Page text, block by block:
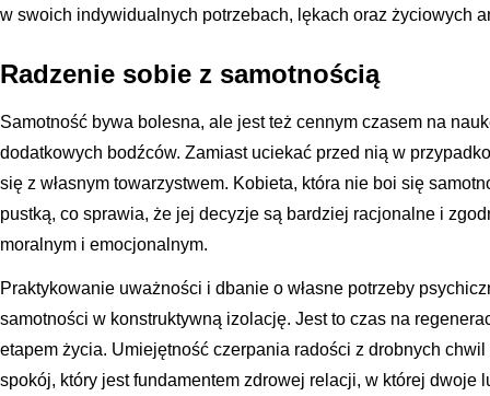
w swoich indywidualnych potrzebach, lękach oraz życiowych
Radzenie sobie z samotnością
Samotność bywa bolesna, ale jest też cennym czasem na
dodatkowych bodźców. Zamiast uciekać przed nią w
się z własnym towarzystwem. Kobieta, która nie boi się
pustką, co sprawia, że jej decyzje są bardziej racjonalne i
moralnym i emocjonalnym.
Praktykowanie uważności i dbanie o własne potrzeby
samotności w konstruktywną izolację. Jest to czas na
etapem życia. Umiejętność czerpania radości z drobnych
spokój, który jest fundamentem zdrowej relacji, w której dwoje